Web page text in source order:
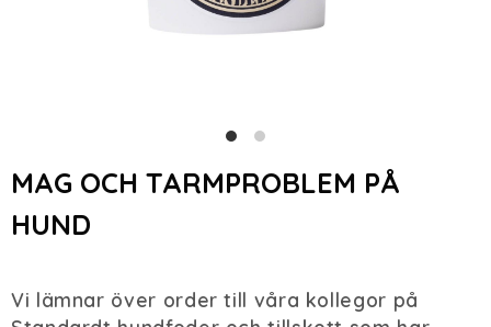
MAG OCH TARMPROBLEM PÅ
HUND
Vi lämnar över order till våra kollegor på